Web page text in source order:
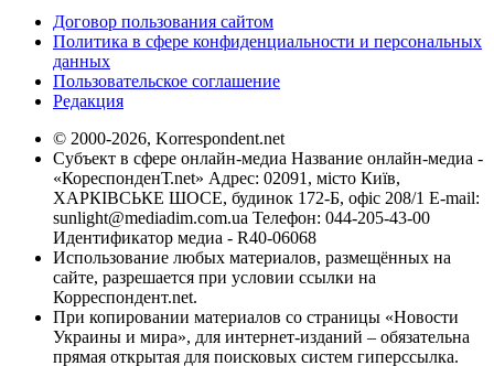
Договор пользования сайтом
Политика в сфере конфиденциальности и персональных
данных
Пользовательское соглашение
Редакция
© 2000-2026, Korrespondent.net
Субъект в сфере онлайн-медиа Название онлайн-медиа -
«КореспонденТ.net» Адрес: 02091, місто Київ,
ХАРКІВСЬКЕ ШОСЕ, будинок 172-Б, офіс 208/1 E-mail:
sunlight@mediadim.com.ua Телефон: 044-205-43-00
Идентификатор медиа - R40-06068
Использование любых материалов, размещённых на
сайте, разрешается при условии ссылки на
Корреспондент.net.
При копировании материалов со страницы «Новости
Украины и мира», для интернет-изданий – обязательна
прямая открытая для поисковых систем гиперссылка.